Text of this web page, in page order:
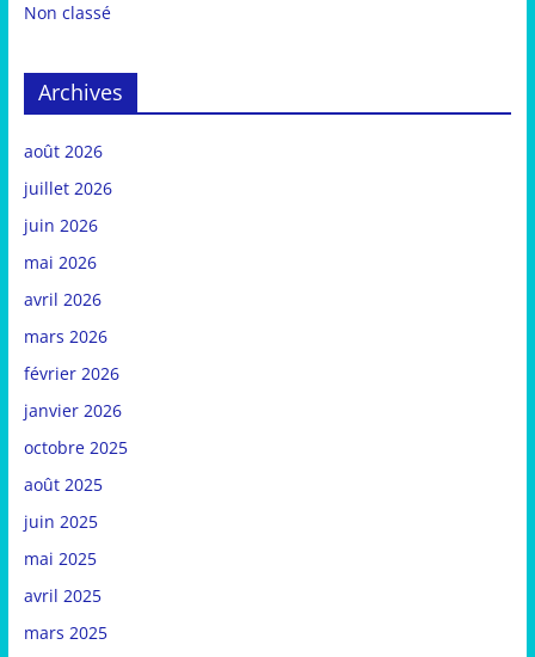
Non classé
Archives
août 2026
juillet 2026
juin 2026
mai 2026
avril 2026
mars 2026
février 2026
janvier 2026
octobre 2025
août 2025
juin 2025
mai 2025
avril 2025
mars 2025